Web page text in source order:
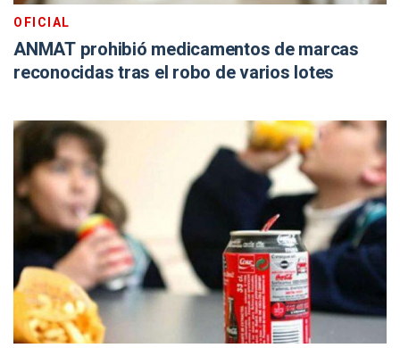
OFICIAL
ANMAT prohibió medicamentos de marcas
reconocidas tras el robo de varios lotes